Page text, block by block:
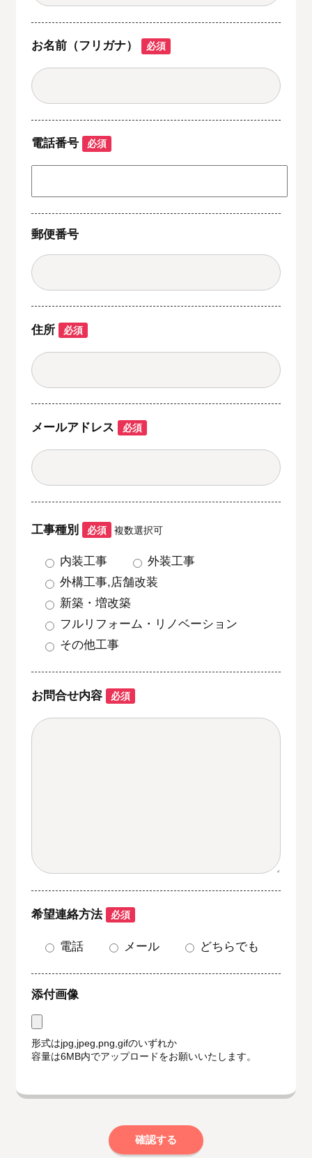
お名前（フリガナ） 必須
電話番号 必須
郵便番号
住所 必須
メールアドレス 必須
工事種別 必須 複数選択可
内装工事
外装工事
外構工事,店舗改装
新築・増改築
フルリフォーム・リノベーション
その他工事
お問合せ内容 必須
希望連絡方法 必須
電話 メール どちらでも
添付画像
形式はjpg,jpeg,png,gifのいずれか
容量は6MB内でアップロードをお願いいたします。